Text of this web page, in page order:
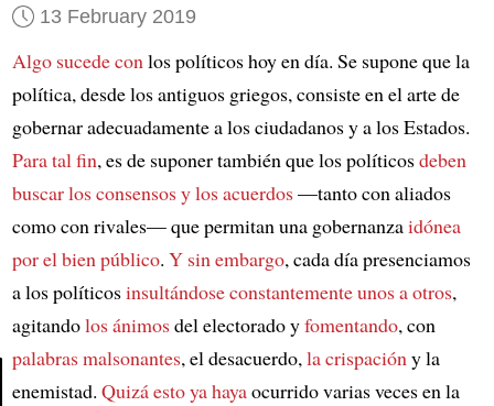
13 February 2019
Algo sucede conlos políticos hoy en día. Se supone que la
política, desde los antiguos griegos, consiste en el arte de
gobernar adecuadamente a los ciudadanos y a los Estados.
Para tal fin, es de suponer también que los políticosdeben
buscar los consensos y los acuerdos—tanto con aliados
como con rivales— que permitan una gobernanzaidónea
por el bien público. Y sin embargo, cada día presenciamos
a los políticosinsultándose constantemente unos a otros,
agitandolos ánimosdel electorado yfomentando, con
palabras malsonantes, el desacuerdo,la crispacióny la
enemistad. Quizá esto ya hayaocurrido varias veces en la